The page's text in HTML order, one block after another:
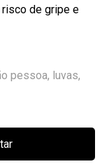
de gripe e
pessoa, luvas,